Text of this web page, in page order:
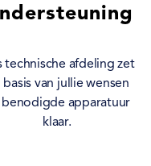
technische afdeling zet
van jullie wensen
apparatuur
klaar.